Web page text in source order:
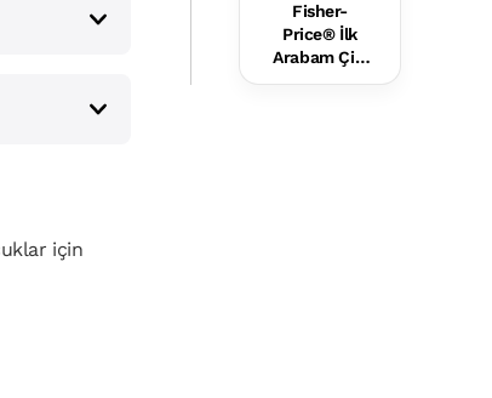
için
Fisher-
Price® İlk
Arabam Çift
Yönlü